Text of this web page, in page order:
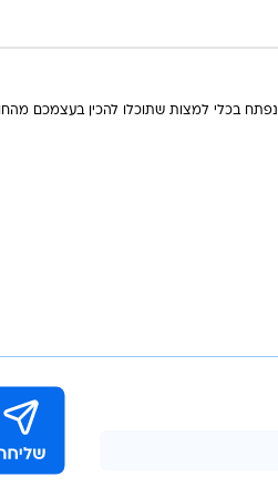
נפתח בכלי למצות שתוכלו להכין בעצמכם